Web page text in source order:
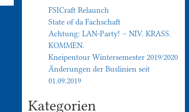
FSICraft Relaunch
State of da Fachschaft
Achtung: LAN-Party! – NIV. KRASS.
KOMMEN.
Kneipentour Wintersemester 2019/2020
Änderungen der Buslinien seit
01.09.2019
Kategorien